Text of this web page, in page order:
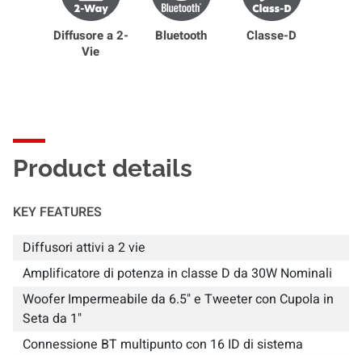
Diffusore a 2-
Vie
Bluetooth Classe-D
Product details
KEY FEATURES
Diffusori attivi a 2 vie
Amplificatore di potenza in classe D da 30W Nominali
Woofer Impermeabile da 6.5" e Tweeter con Cupola in
Seta da 1"
Connessione BT multipunto con 16 ID di sistema